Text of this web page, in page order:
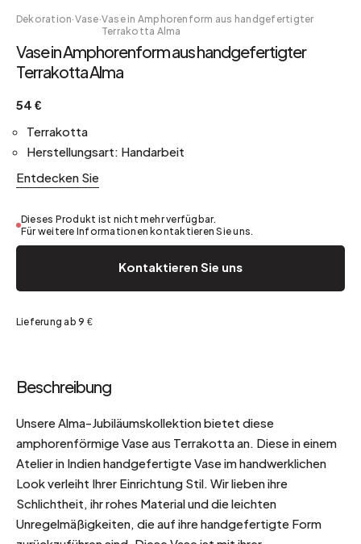
Dekoration·Vase·Vase in Amphorenform aus handgefertigter
Terrakotta Alma
Vase in Amphorenform aus handgefertigter
Terrakotta Alma
54 €
Terrakotta
Herstellungsart: Handarbeit
Entdecken Sie
Dieses Produkt ist nicht mehr verfügbar.
Für weitere Informationen kontaktieren Sie uns.
Kontaktieren Sie uns
Lieferung ab 9 €
Beschreibung
Unsere Alma-Jubiläumskollektion bietet diese
amphorenförmige Vase aus Terrakotta an. Diese in einem
Atelier in Indien handgefertigte Vase im handwerklichen
Look verleiht Ihrer Einrichtung Stil. Wir lieben ihre
Schlichtheit, ihr rohes Material und die leichten
Unregelmäßigkeiten, die auf ihre handgefertigte Form